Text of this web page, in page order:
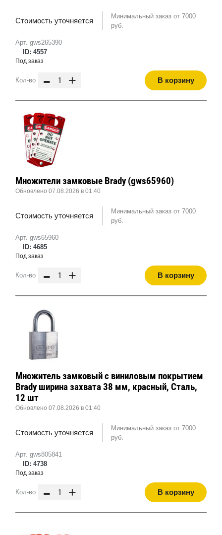
Арт. gws265390
ID: 4557
Стоимость уточняется
Минимальный заказ от 7000
руб.
Под заказ
Кол-во - + В корзину
Арт. gws65960
ID: 4685
Множители замковые Brady (gws65960)
Обновлено 07.08.2026 в 01:40
Стоимость уточняется
Минимальный заказ от 7000
руб.
Под заказ
Кол-во - + В корзину
Арт. gws805841
ID: 4738
Множитель замковый с виниловым покрытием
Brady ширина захвата 38 мм, красный, Сталь,
12 шт
Обновлено 07.08.2026 в 01:40
Стоимость уточняется
Минимальный заказ от 7000
руб.
Под заказ
Кол-во - + В корзину